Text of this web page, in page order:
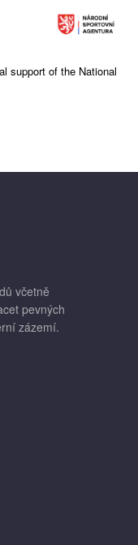
support of the National
včetně
pevných
zázemí.